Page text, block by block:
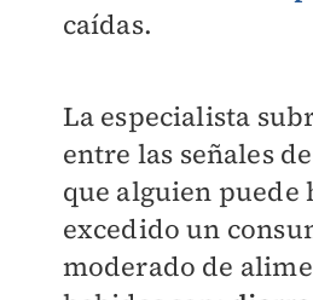
caídas.
La especialista
entre las señales
que alguien puede
excedido un
moderado de